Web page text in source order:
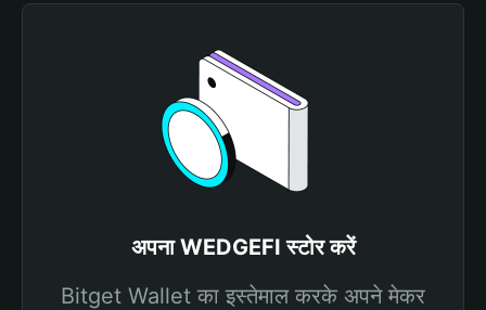
अपना WEDGEFI स्टोर करें
Bitget Wallet का इस्तेमाल करके अपने मेकर